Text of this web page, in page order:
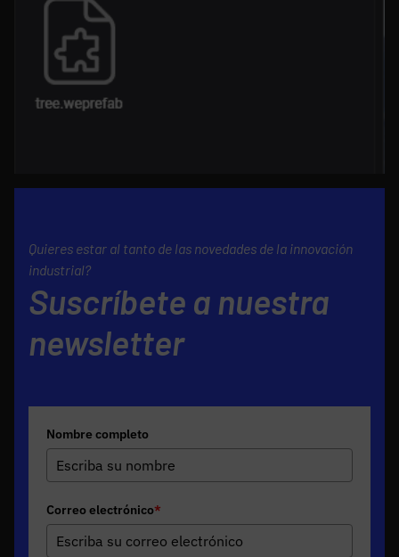
Quieres estar al tanto de las novedades de la innovación
industrial?
Suscríbete a nuestra
newsletter
Nombre completo
Correo electrónico*